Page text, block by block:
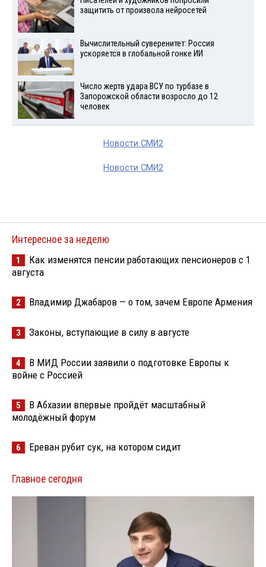
защитить от произвола нейросетей
Вычислительный суверенитет: Россия
ускоряется в глобальной гонке ИИ
Число жертв удара ВСУ по турбазе в
Запорожской области возросло до 12
человек
Новости СМИ2
Новости СМИ2
Интересное за неделю
1
Как изменятся пенсии работающих пенсионеров с 1
августа
2 Владимир Джабаров — о том, зачем Европе Армения
3 Законы, вступающие в силу в августе
4
В МИД России заявили о подготовке Европы к
войне с Россией
5
В Абхазии впервые пройдёт масштабный
молодёжный форум
6 Ереван рубит сук, на котором сидит
Главное сегодня